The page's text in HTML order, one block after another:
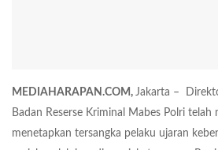
MEDIAHARAPAN.COM, Jakarta –
Badan Reserse Kriminal Mabes Polri telah
menetapkan tersangka pelaku ujaran